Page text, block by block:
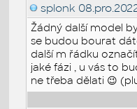
splonk
Žádný další model
se budou bourat
další m řádku
jaké fázi , u vás to
ne třeba dělati 😉